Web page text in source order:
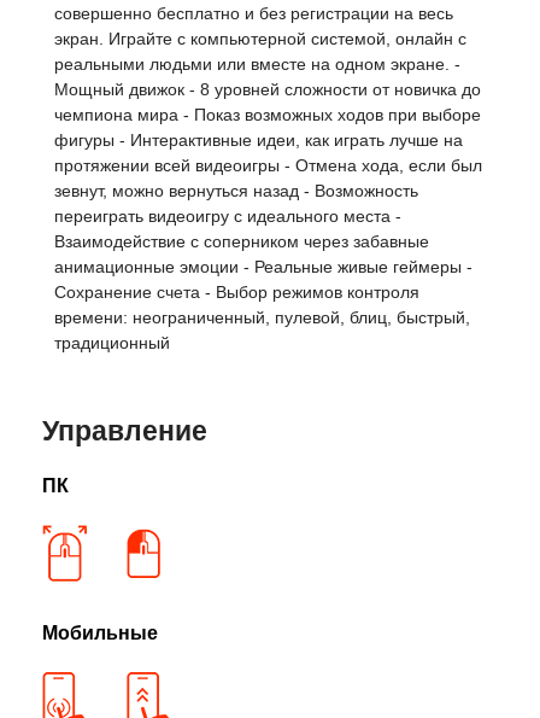
совершенно бесплатно и без регистрации на весь
экран. Играйте с компьютерной системой, онлайн с
реальными людьми или вместе на одном экране. -
Мощный движок - 8 уровней сложности от новичка до
чемпиона мира - Показ возможных ходов при выборе
фигуры - Интерактивные идеи, как играть лучше на
протяжении всей видеоигры - Отмена хода, если был
зевнут, можно вернуться назад - Возможность
переиграть видеоигру с идеального места -
Взаимодействие с соперником через забавные
анимационные эмоции - Реальные живые геймеры -
Сохранение счета - Выбор режимов контроля
времени: неограниченный, пулевой, блиц, быстрый,
традиционный
Управление
ПК
Мобильные